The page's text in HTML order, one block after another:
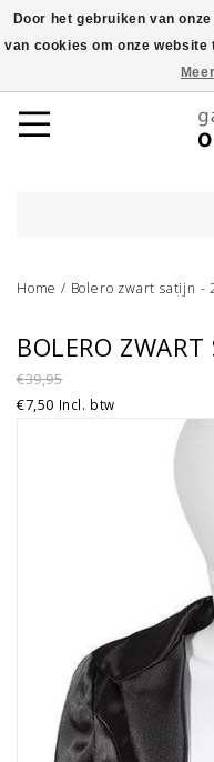
Home / Bolero zwart satijn -
BOLERO
€39,95
€7,50 Incl. btw
Door het gebruiken van
van cookies om onze website